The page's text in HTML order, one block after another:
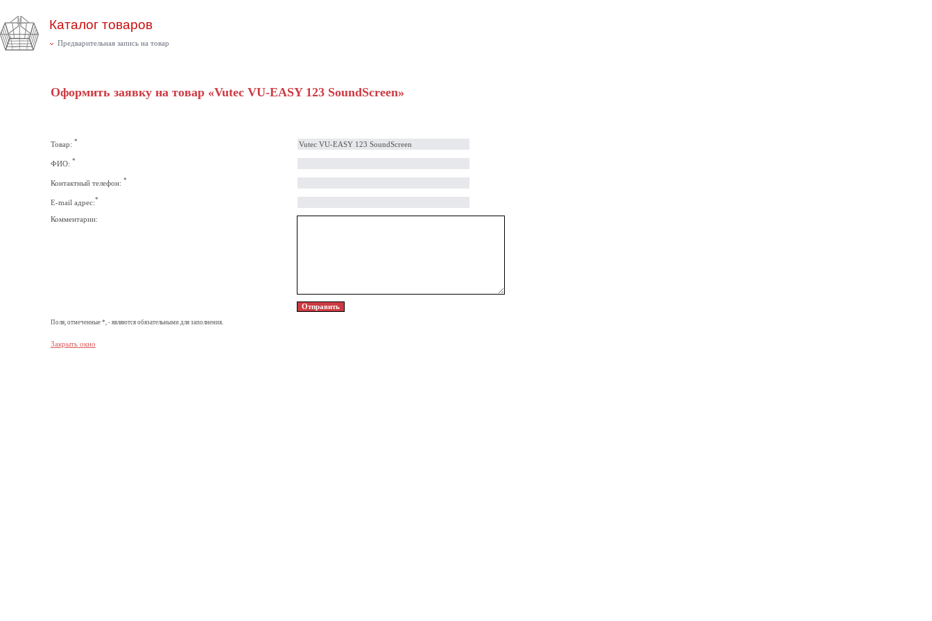
Каталог товаров
Предварительная запись на товар
Оформить заявку на товар «Vutec VU-EASY 123 SoundScreen»
Товар: *
ФИО: *
Контактный телефон: *
E-mail адрес:*
Комментарии:
Поля, отмеченные *, - являются обязательными для заполнения.
Закрыть окно